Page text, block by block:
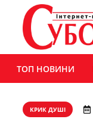
ТОП НОВИНИ
КРИК ДУШІ